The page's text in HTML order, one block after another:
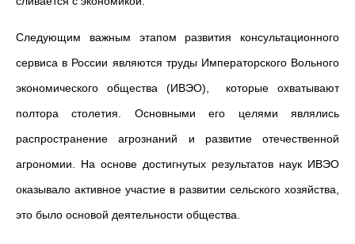
Следующим важным этапом развития консультационного
сервиса в России являются труды Императорского Вольного
экономического общества (ИВЭО), которые охватывают
полтора столетия. Основными его целями являлись
распространение агрознаний и развитие отечественной
агрономии. На основе достигнутых результатов наук ИВЭО
оказывало активное участие в развитии сельского хозяйства,
это было основой деятельности общества.